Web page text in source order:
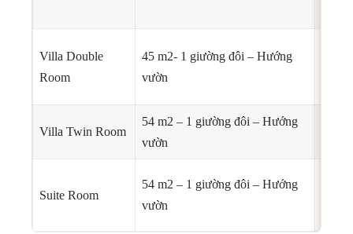
Villa Double
Room
45 m2- 1 giường đôi – Hướng
vườn
Villa Twin Room
54 m2 – 1 giường đôi – Hướng
vườn
Suite Room
54 m2 – 1 giường đôi – Hướng
vườn